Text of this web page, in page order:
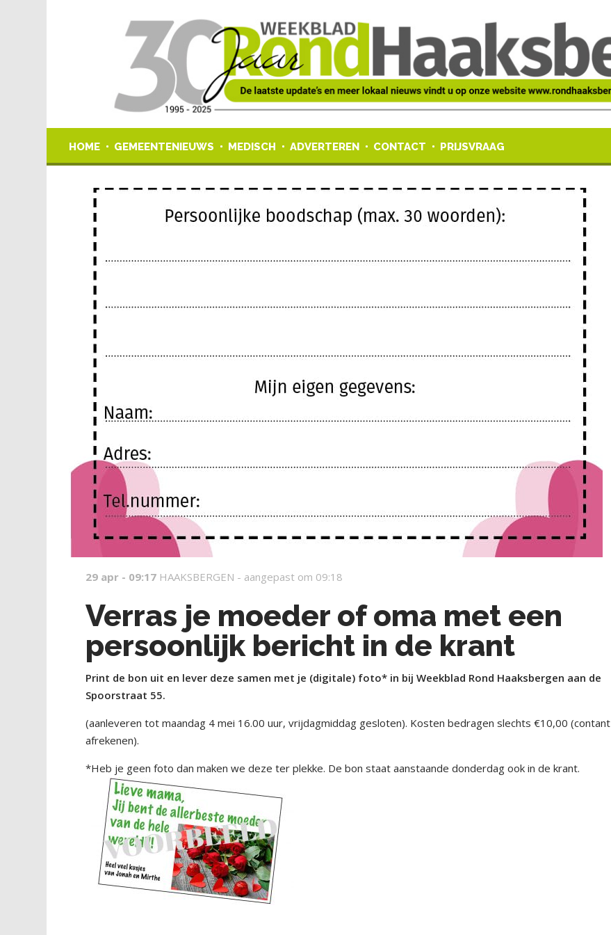
HOME GEMEENTENIEUWS MEDISCH ADVERTEREN CONTACT PRIJSVRAAG
29 apr - 09:17 HAAKSBERGEN - aangepast om 09:18
Verras je moeder of oma met een
persoonlijk bericht in de krant
Print de bon uit en lever deze samen met je (digitale) foto* in bij Weekblad Rond Haaksbergen aan de
Spoorstraat 55.
(aanleveren tot maandag 4 mei 16.00 uur, vrijdagmiddag gesloten). Kosten bedragen slechts €10,00 (contant
afrekenen).
*Heb je geen foto dan maken we deze ter plekke. De bon staat aanstaande donderdag ook in de krant.